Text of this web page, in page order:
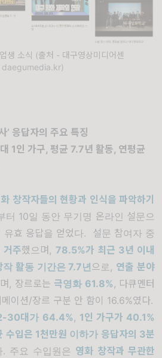
생 소식 (출처 - 대구영상미디어센
daegumedia.kr)
’ 응답자의 주요 특징
1인 가구, 평균 7.7년 활동, 연평균
창작자들의 현황과 인식을 파악하기
터 10일 동안 무기명 온라인 설문으
유효 응답을 얻었다. 설문 참여자 중
주했으며, 78.5%가 최근 3년 이내
작 활동 기간은 7.7년으로, 연출 분야
, 장르로는 극영화 61.8%, 다큐멘터
이션/장르 구분 안 함이 16.6%였다.
30대가 64.4%, 1인 가구가 40.1%
수입은 1천만원 이하가 응답자의 3분
. 주요 수입원은 영화 창작과 무관한